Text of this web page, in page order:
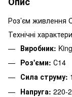
Роз’єм живлення
Технічні
Виробник:
Роз'єми: С14
Сила струму:
Напруга: 220-